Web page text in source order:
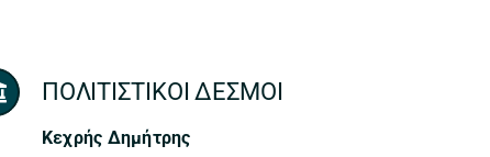
ΠΟΛΙΤΙΣΤΙΚΟΙ ΔΕΣΜΟΙ
Κεχρής Δημήτρης